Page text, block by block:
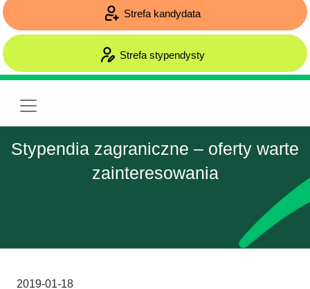
Strefa kandydata
Strefa stypendysty
Stypendia zagraniczne – oferty warte
zainteresowania
2019-01-18